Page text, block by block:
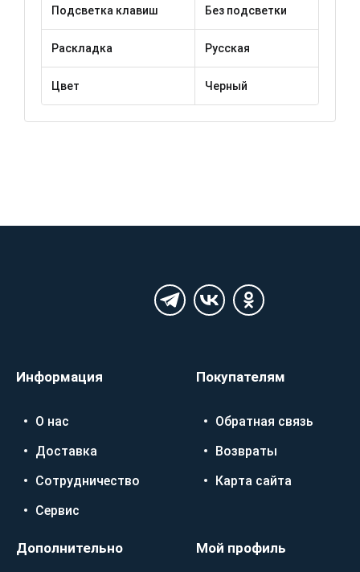
Подсветка клавиш Без подсветки
Раскладка Русская
Цвет Черный
Информация
О нас
Доставка
Сотрудничество
Сервис
Покупателям
Обратная связь
Возвраты
Карта сайта
Дополнительно Мой профиль